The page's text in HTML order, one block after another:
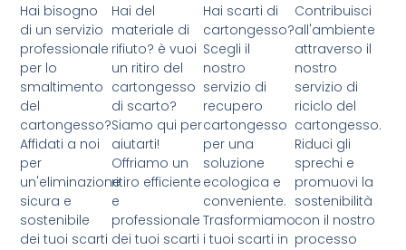
Hai bisogno
di un servizio
professionale
per lo
smaltimento
del
cartongesso?
Affidati a noi
per
un'eliminazione
sicura e
sostenibile
dei tuoi scarti
Hai del
materiale di
rifiuto? è vuoi
un ritiro del
cartongesso
di scarto?
Siamo qui per
aiutarti!
Offriamo un
ritiro efficiente
e
professionale
dei tuoi scarti
Hai scarti di
cartongesso?
Scegli il
nostro
servizio di
recupero
cartongesso
per una
soluzione
ecologica e
conveniente.
Trasformiamo
i tuoi scarti in
Contribuisci
all'ambiente
attraverso il
nostro
servizio di
riciclo del
cartongesso.
Riduci gli
sprechi e
promuovi la
sostenibilità
con il nostro
processo